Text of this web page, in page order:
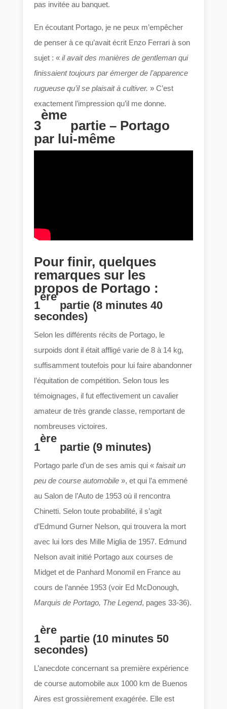
pas invitée au banquet.
En écoutant Portago, je ne peux m’empêcher
de penser à ce qu’avait écrit Enzo Ferrari à son
sujet : «il avait des manières de gentleman qui
finissaient toujours par émerger de l’apparence
rugueuse qu’il se plaisait à cultiver. » C’est
exactement l’impression qu’il me donne.
3
ème
partie – Portago
par lui-même
Pour finir, quelques
remarques sur les
propos de Portago :
1
ère
partie (8 minutes 40
secondes)
Selon les différents récits de Portago, le
surpoids dont il était affligé varie de 8 à 14 kg,
suffisamment toutefois pour lui faire abandonner
l’équitation de compétition. Selon tous les
témoignages, il fut effectivement un cavalier
amateur de très grande classe, remportant de
nombreuses victoires.
1
ère
partie (9 minutes)
Portago parle d’un de ses amis qui «faisait un
peu de course automobile », et qui l’a emmené
au Salon de l’Auto de 1953 où il rencontra
Chinetti. Selon toute probabilité, il s’agit
d’Edmund Gurner Nelson, qui trouvera la mort
avec lui lors des Mille Miglia de 1957. Edmund
Nelson avait initié Portago aux courses de
Midget et de Panhard Monomil en France au
cours de l’année 1953 (voir Ed McDonough,
Marquis de Portago, The Legend, pages 33-36).
1
ère
partie (10 minutes 50
secondes)
L’anecdote concernant sa première expérience
de course automobile aux 1000 km de Buenos
Aires est grossièrement exagérée. Elle est